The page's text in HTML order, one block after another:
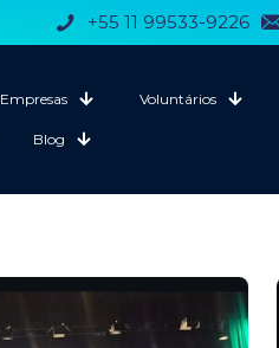
+55 11 99533-9226
Empresas Voluntários
Blog